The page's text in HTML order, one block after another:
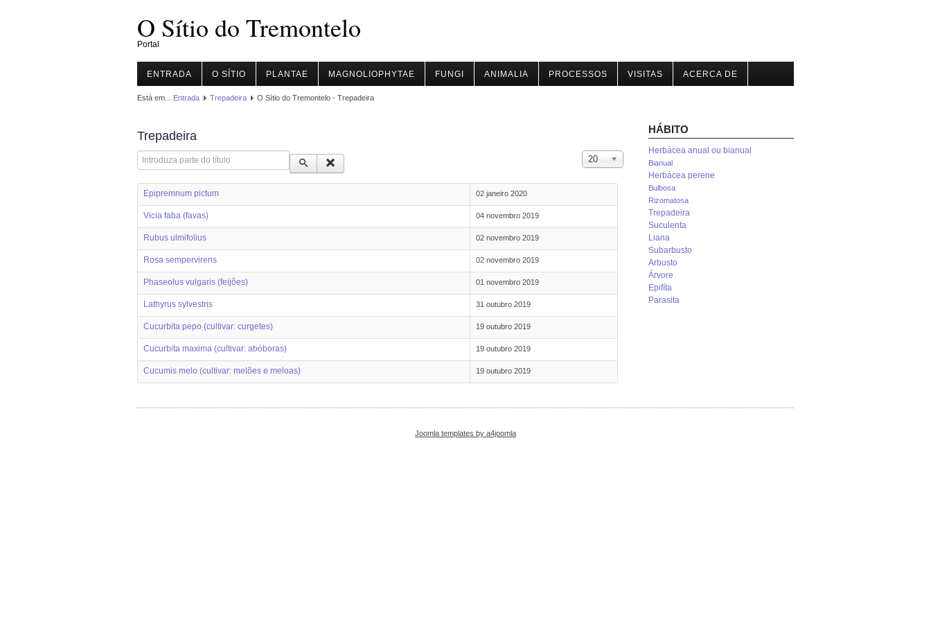
O Sítio do Tremontelo
Portal
ENTRADA O SÍTIO PLANTAE MAGNOLIOPHYTAE FUNGI ANIMALIA PROCESSOS VISITAS ACERCA DE
Está em... Entrada Trepadeira O Sítio do Tremontelo - Trepadeira
Trepadeira
Introduza parte do título Qtd. a mostrar
20
Epipremnum pictum 02 janeiro 2020
Vicia faba (favas) 04 novembro 2019
Rubus ulmifolius 02 novembro 2019
Rosa sempervirens 02 novembro 2019
Phaseolus vulgaris (feijões) 01 novembro 2019
Lathyrus sylvestris 31 outubro 2019
Cucurbita pepo (cultivar: curgetes) 19 outubro 2019
Cucurbita maxima (cultivar: abóboras) 19 outubro 2019
Cucumis melo (cultivar: melões e meloas) 19 outubro 2019
HÁBITO
Herbácea anual ou bianual
Bianual
Herbácea perene
Bulbosa
Rizomatosa
Trepadeira
Suculenta
Liana
Subarbusto
Arbusto
Árvore
Epifíta
Parasita
Joomla templates by a4joomla